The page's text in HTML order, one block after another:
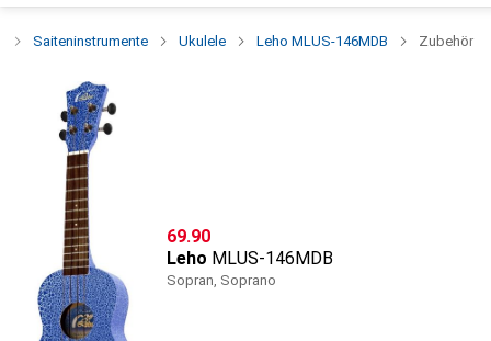
Saiteninstrumente Ukulele Leho MLUS-146MDB Zubehör
CHF
69.90
Leho MLUS-146MDB
Sopran, Soprano